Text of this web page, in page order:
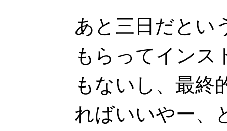
あと三日だとい
もらってインス
もないし、最終
ればいいやー、